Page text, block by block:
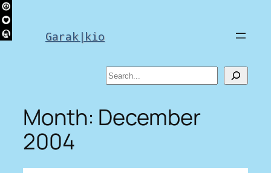
Skip
to
content Garak|kio
Search
Month: December
2004